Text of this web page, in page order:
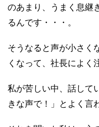
のあまり、うまく息継
るんです・・・。
そうなると声が小さく
くなって、社長によく
私が苦しい中、話して
きな声で！」とよく言